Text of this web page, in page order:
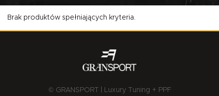
REALIZACJE
O NAS
Brak produktów spełniających kryteria.
© GRANSPORT | Luxury Tuning + PPF